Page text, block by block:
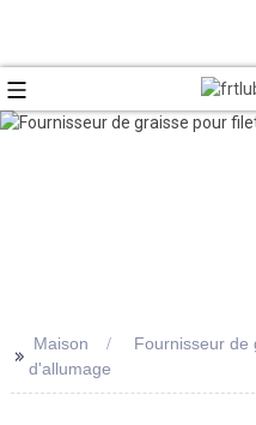
>> Maison
Fournisseur de
d'allumage